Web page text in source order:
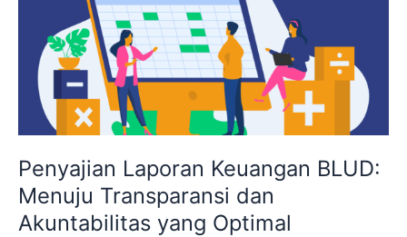
Penyajian Laporan Keuangan BLUD:
Menuju Transparansi dan
Akuntabilitas yang Optimal
Menuju
Transparansi
dan
Akuntabilitas